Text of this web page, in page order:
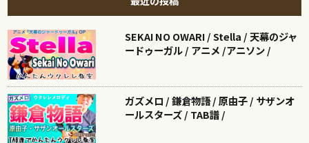
SEKAI NO OWARI / Stella / 天幕のジャ
ードゥーガル / アニメ /アニソン /
ガズメロ / 鎌倉物語 / 原由子 / サザンオ
ールスターズ / TAB譜 /